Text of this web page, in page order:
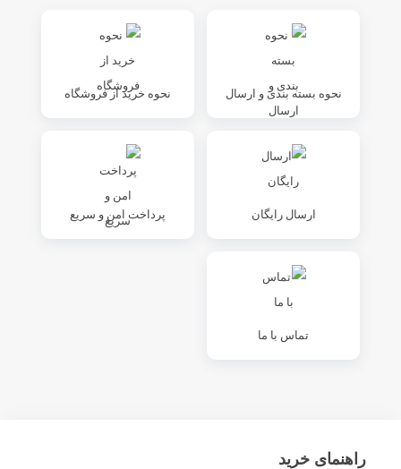
نحوه بسته بندی و ارسال نحوه خرید از فروشگاه
ارسال رایگان پرداخت امن و سریع
تماس با ما
راهنمای خرید